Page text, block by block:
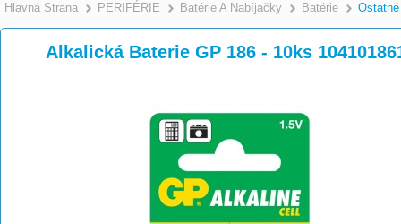
Hlavná Strana >
PERIFÉRIE >
Batérie A Nabíjačky >
Batérie Ostatné
Alkalická Baterie GP 186 - 10ks